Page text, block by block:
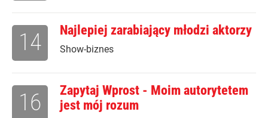
Najlepiej zarabiający młodzi aktorzy
Show-biznes
14
Zapytaj Wprost - Moim autorytetem
jest mój rozum
16